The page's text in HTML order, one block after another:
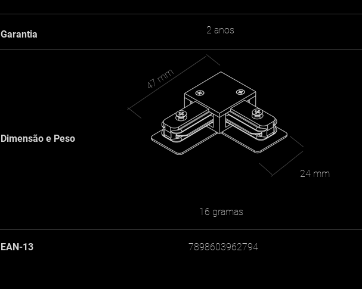
Garantia 2 anos
Dimensão e Peso
47 mm
24 mm
16 gramas
EAN-13 7898603962794